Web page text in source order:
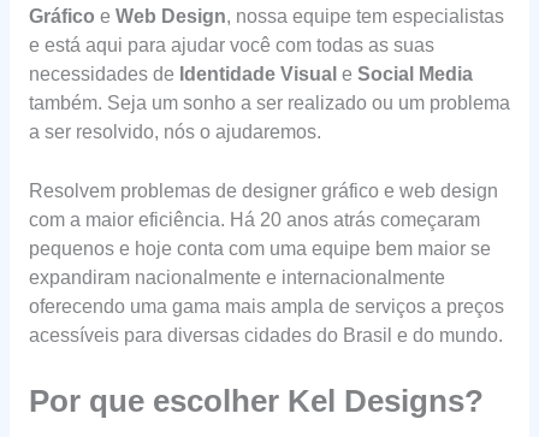
Gráfico e Web Design, nossa equipe tem especialistas
e está aqui para ajudar você com todas as suas
necessidades de Identidade Visual e Social Media
também. Seja um sonho a ser realizado ou um problema
a ser resolvido, nós o ajudaremos.
Resolvem problemas de designer gráfico e web design
com a maior eficiência. Há 20 anos atrás começaram
pequenos e hoje conta com uma equipe bem maior se
expandiram nacionalmente e internacionalmente
oferecendo uma gama mais ampla de serviços a preços
acessíveis para diversas cidades do Brasil e do mundo.
Por que escolher Kel Designs?